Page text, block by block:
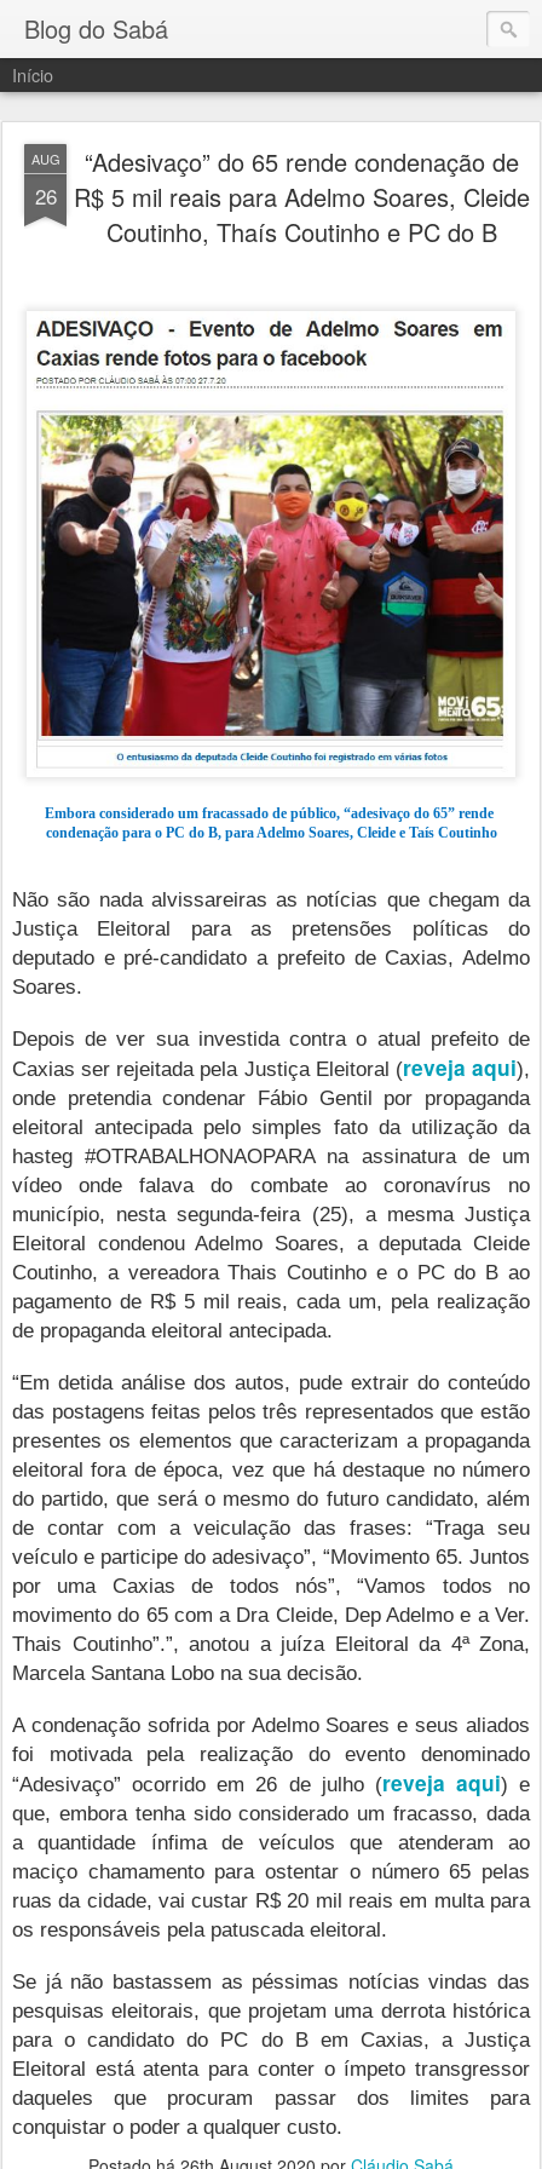
Blog do Sabá
Início
AUG
26
“Adesivaço” do 65 rende condenação de
R$ 5 mil reais para Adelmo Soares, Cleide
Coutinho, Thaís Coutinho e PC do B
Embora considerado um fracassado de público, “adesivaço do 65” rende
condenação para o PC do B, para Adelmo Soares, Cleide e Taís Coutinho
Não são nada alvissareiras as notícias que chegam da
Justiça Eleitoral para as pretensões políticas do
deputado e pré-candidato a prefeito de Caxias, Adelmo
Soares.
Depois de ver sua investida contra o atual prefeito de
Caxias ser rejeitada pela Justiça Eleitoral (reveja aqui),
onde pretendia condenar Fábio Gentil por propaganda
eleitoral antecipada pelo simples fato da utilização da
hasteg #OTRABALHONAOPARA na assinatura de um
vídeo onde falava do combate ao coronavírus no
município, nesta segunda-feira (25), a mesma Justiça
Eleitoral condenou Adelmo Soares, a deputada Cleide
Coutinho, a vereadora Thais Coutinho e o PC do B ao
pagamento de R$ 5 mil reais, cada um, pela realização
de propaganda eleitoral antecipada.
“Em detida análise dos autos, pude extrair do conteúdo
das postagens feitas pelos três representados que estão
presentes os elementos que caracterizam a propaganda
eleitoral fora de época, vez que há destaque no número
do partido, que será o mesmo do futuro candidato, além
de contar com a veiculação das frases: “Traga seu
veículo e participe do adesivaço”, “Movimento 65. Juntos
por uma Caxias de todos nós”, “Vamos todos no
movimento do 65 com a Dra Cleide, Dep Adelmo e a Ver.
Thais Coutinho”.”, anotou a juíza Eleitoral da 4ª Zona,
Marcela Santana Lobo na sua decisão.
A condenação sofrida por Adelmo Soares e seus aliados
foi motivada pela realização do evento denominado
“Adesivaço” ocorrido em 26 de julho (reveja aqui) e
que, embora tenha sido considerado um fracasso, dada
a quantidade ínfima de veículos que atenderam ao
maciço chamamento para ostentar o número 65 pelas
ruas da cidade, vai custar R$ 20 mil reais em multa para
os responsáveis pela patuscada eleitoral.
Se já não bastassem as péssimas notícias vindas das
pesquisas eleitorais, que projetam uma derrota histórica
para o candidato do PC do B em Caxias, a Justiça
Eleitoral está atenta para conter o ímpeto transgressor
daqueles que procuram passar dos limites para
conquistar o poder a qualquer custo.